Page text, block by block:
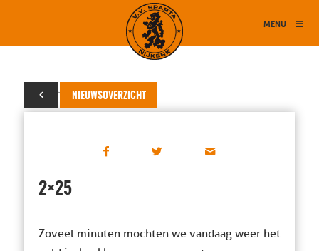
MENU
NIEUWSOVERZICHT
18 februari 2017
2×25
Zoveel minuten mochten we vandaag weer het